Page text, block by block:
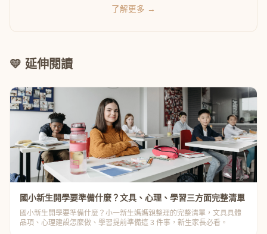
了解更多 →
💛 延伸閱讀
國小新生開學要準備什麼？文具、心理、學習三方面完整清單
國小新生開學要準備什麼？小一新生媽媽親整理的完整清單，文具具體
品項、心理建設怎麼做、學習提前準備這 3 件事，新生家長必看。